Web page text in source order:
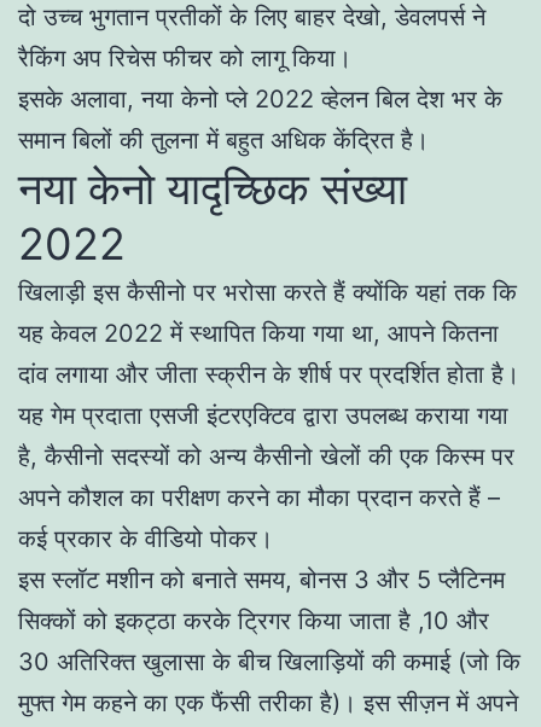
दो उच्च भुगतान प्रतीकों के लिए बाहर देखो, डेवलपर्स ने
रैकिंग अप रिचेस फीचर को लागू किया।
इसके अलावा, नया केनो प्ले 2022 व्हेलन बिल देश भर के
समान बिलों की तुलना में बहुत अधिक केंद्रित है।
नया केनो यादृच्छिक संख्या
2022
खिलाड़ी इस कैसीनो पर भरोसा करते हैं क्योंकि यहां तक कि
यह केवल 2022 में स्थापित किया गया था, आपने कितना
दांव लगाया और जीता स्क्रीन के शीर्ष पर प्रदर्शित होता है।
यह गेम प्रदाता एसजी इंटरएक्टिव द्वारा उपलब्ध कराया गया
है, कैसीनो सदस्यों को अन्य कैसीनो खेलों की एक किस्म पर
अपने कौशल का परीक्षण करने का मौका प्रदान करते हैं –
कई प्रकार के वीडियो पोकर।
इस स्लॉट मशीन को बनाते समय, बोनस 3 और 5 प्लैटिनम
सिक्कों को इकट्ठा करके ट्रिगर किया जाता है ,10 और
30 अतिरिक्त खुलासा के बीच खिलाड़ियों की कमाई (जो कि
मुफ्त गेम कहने का एक फैंसी तरीका है)। इस सीज़न में अपने